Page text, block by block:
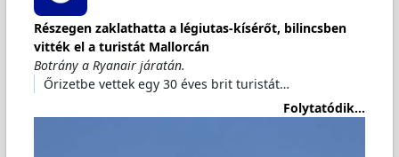
Részegen zaklathatta a légiutas-kísérőt, bilincsben
vitték el a turistát Mallorcán
Botrány a Ryanair járatán.
Őrizetbe vettek egy 30 éves brit turistát…
Folytatódik...